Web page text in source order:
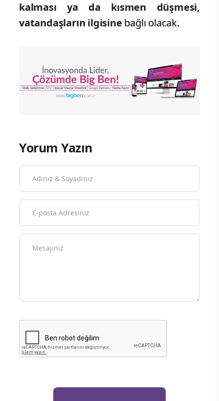
kalması ya da kısmen düşmesi,
vatandaşların ilgisine bağlı olacak.
Yorum Yazın